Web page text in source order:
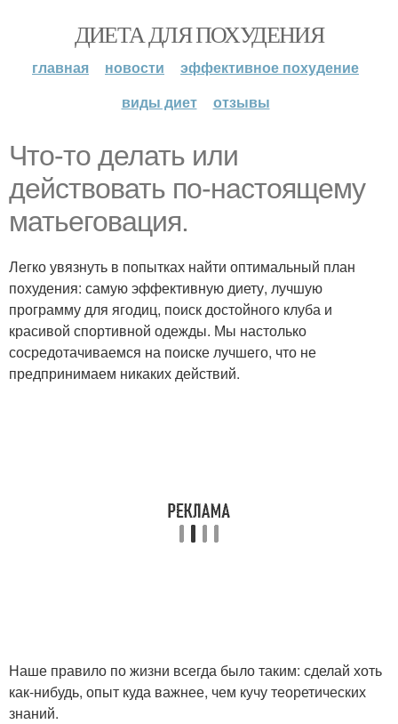
ДИЕТА ДЛЯ ПОХУДЕНИЯ
главная новости
эффективное похудение
виды диет
отзывы
Что-то делать или
действовать по-настоящему
матьеговация.
Легко увязнуть в попытках найти оптимальный план
похудения: самую эффективную диету, лучшую
программу для ягодиц, поиск достойного клуба и
красивой спортивной одежды. Мы настолько
сосредотачиваемся на поиске лучшего, что не
предпринимаем никаких действий.
Наше правило по жизни всегда было таким: сделай хоть
как-нибудь, опыт куда важнее, чем кучу теоретических
знаний.